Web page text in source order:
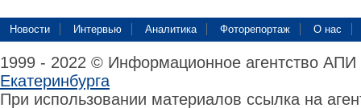
Новости Интервью Аналитика Фоторепортаж О нас
1999 - 2022 © Информационное агентство
Екатеринбурга
При использовании материалов ссылка на